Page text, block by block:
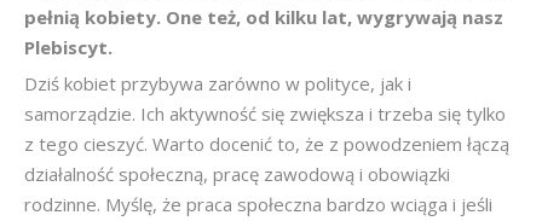
pełnią kobiety. One też, od kilku lat, wygrywają nasz
Plebiscyt.
Dziś kobiet przybywa zarówno w polityce, jak i
samorządzie. Ich aktywność się zwiększa i trzeba się tylko
z tego cieszyć. Warto docenić to, że z powodzeniem łączą
działalność społeczną, pracę zawodową i obowiązki
rodzinne. Myślę, że praca społeczna bardzo wciąga i jeśli